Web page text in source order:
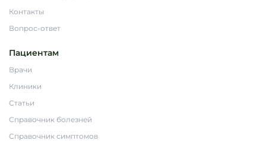
Контакты
Вопрос-ответ
Пациентам
Врачи
Клиники
Статьи
Справочник болезней
Справочник симптомов